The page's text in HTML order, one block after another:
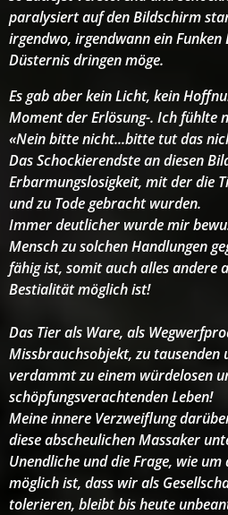
paralysiert auf den Bildschirm
irgendwo, irgendwann ein Funken
Düsternis dringen möge.
Es gab aber kein Licht, kein
Moment der Erlösung-. Ich fühlte
«Nein bitte nicht...bitte tut das
Das Schockierendste an diesen
Erbarmungslosigkeit, mit der die
und zu Tode gebracht wurden.
Immer deutlicher wurde mir
Mensch zu solchen Handlungen
fähig ist, somit auch alles andere
Bestialität möglich ist!
Das Tier als Ware, als
Missbrauchsobjekt, zu tausenden
verdammt zu einem würdelosen
schöpfungsverachtenden Leben!
Meine innere Verzweiflung
diese abscheulichen Massaker
Unendliche und die Frage, wie um
möglich ist, dass wir als
tolerieren, bleibt bis heute